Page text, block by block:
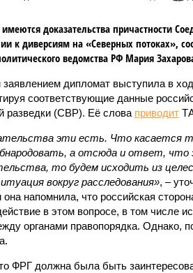
имеются доказательства причастности
к диверсиям на «Северных потоках»,
ведомства РФ Мария
дипломат выступила в
соответствующие данные
разведки (СВР). Её слова приводит
эти есть. Что касается
а отсюда и ответ, что
то будем исходить из
вокруг расследования», –
напомнила, что российская
в этом вопросе, в том числе
органами правопорядка. Однако,
ФРГ должна была быть